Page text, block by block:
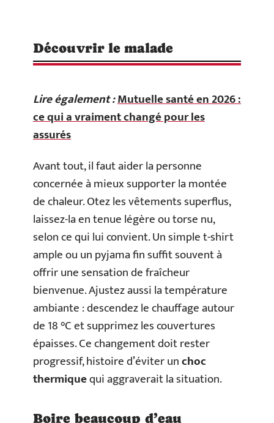
Découvrir le malade
Lire également :Mutuelle santé en 2026 :
ce qui a vraiment changé pour les
assurés
Avant tout, il faut aider la personne
concernée à mieux supporter la montée
de chaleur. Otez les vêtements superflus,
laissez-la en tenue légère ou torse nu,
selon ce qui lui convient. Un simple t-shirt
ample ou un pyjama fin suffit souvent à
offrir une sensation de fraîcheur
bienvenue. Ajustez aussi la température
ambiante : descendez le chauffage autour
de 18 °C et supprimez les couvertures
épaisses. Ce changement doit rester
progressif, histoire d’éviter unchoc
thermiquequi aggraverait la situation.
Boire beaucoup d’eau